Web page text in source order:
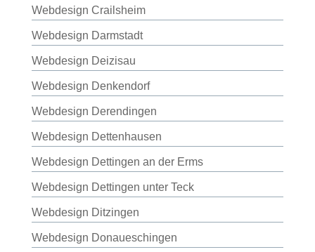
Webdesign Crailsheim
Webdesign Darmstadt
Webdesign Deizisau
Webdesign Denkendorf
Webdesign Derendingen
Webdesign Dettenhausen
Webdesign Dettingen an der Erms
Webdesign Dettingen unter Teck
Webdesign Ditzingen
Webdesign Donaueschingen